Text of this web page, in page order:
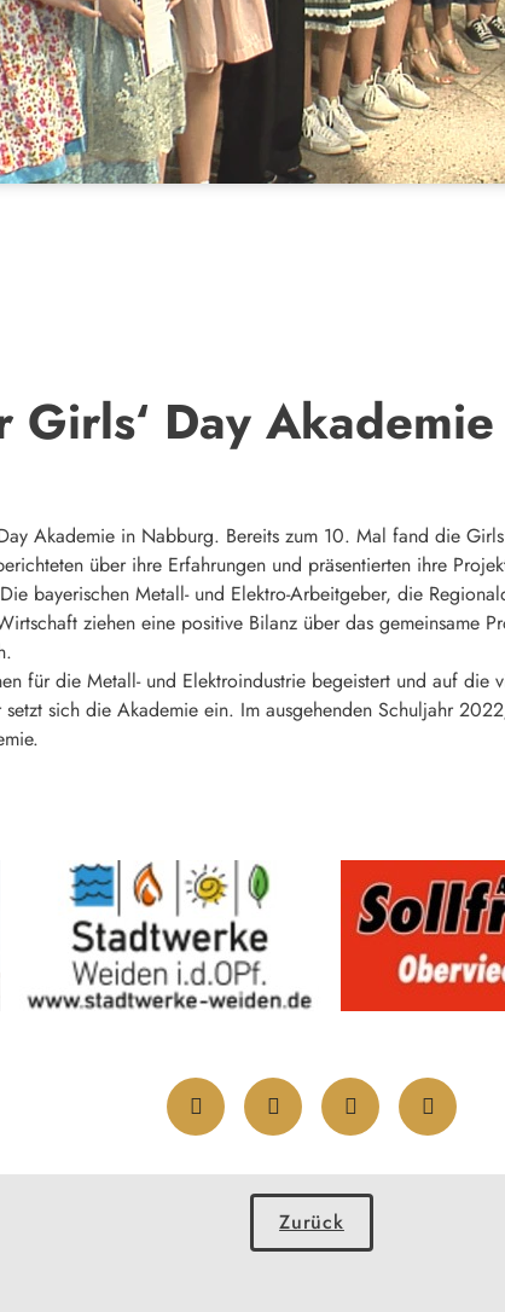
Girls‘ Day
Akademie in Nabburg. Bereits zum 10. Mal fand die
über ihre Erfahrungen und präsentierten ihre
bayerischen Metall- und Elektro-Arbeitgeber, die
ziehen eine positive Bilanz über das gemeinsame
für die Metall- und Elektroindustrie begeistert und auf die
sich die Akademie ein. Im ausgehenden Schuljahr
Zurück